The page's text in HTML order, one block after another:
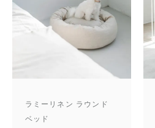
ラミーリネン ラウンド
ベッド